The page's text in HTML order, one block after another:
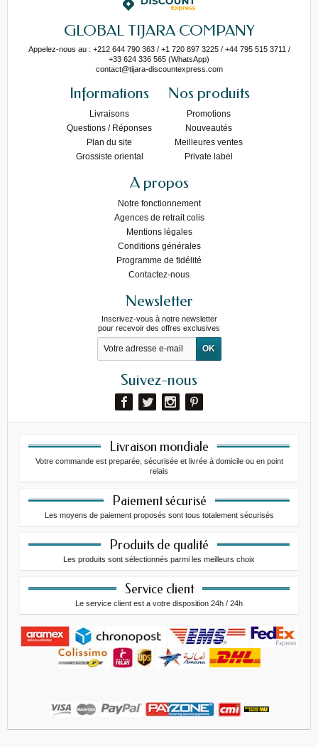
GLOBAL TIJARA COMPANY
Appelez-nous au : +212 644 790 363 / +1 720 897 3225 / +44 795 515 3711 /
+33 624 336 565 (WhatsApp)
contact@tijara-discountexpress.com
Informations
Livraisons
Questions / Réponses
Plan du site
Grossiste oriental
Nos produits
Promotions
Nouveautés
Meilleures ventes
Private label
A propos
Notre fonctionnement
Agences de retrait colis
Mentions légales
Conditions générales
Programme de fidélité
Contactez-nous
Newsletter
Inscrivez-vous à notre newsletter
pour recevoir des offres exclusives
Suivez-nous
Livraison mondiale
Votre commande est preparée, sécurisée et livrée à domicile ou en point
relais
Paiement sécurisé
Les moyens de paiement proposés sont tous totalement sécurisés
Produits de qualité
Les produits sont sélectionnés parmi les meilleurs choix
Service client
Le service client est a votre disposition 24h / 24h